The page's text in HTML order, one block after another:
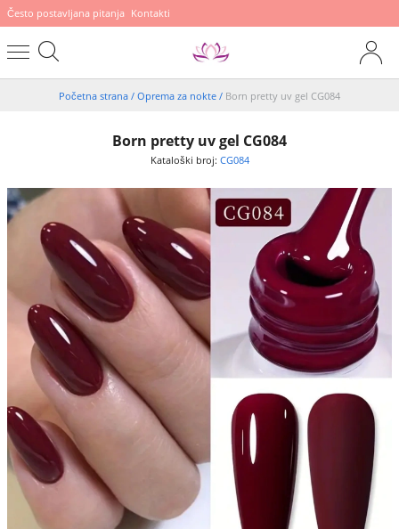
Često postavljana pitanja Kontakti
Početna strana / Oprema za nokte / Born pretty uv gel CG084
Born pretty uv gel CG084
Kataloški broj: CG084